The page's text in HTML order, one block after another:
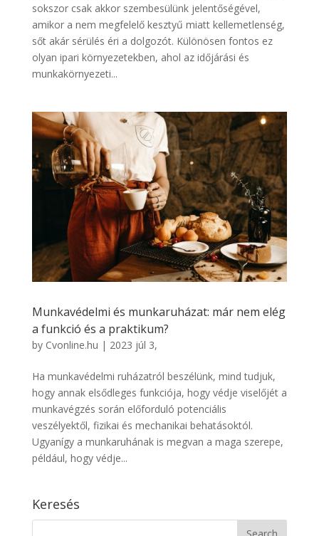
sokszor csak akkor szembesülünk jelentőségével,
amikor a nem megfelelő kesztyű miatt kellemetlenség,
sőt akár sérülés éri a dolgozót. Különösen fontos ez
olyan ipari környezetekben, ahol az időjárási és
munkakörnyezeti...
Munkavédelmi és munkaruházat: már nem elég
a funkció és a praktikum?
by Cvonline.hu | 2023 júl 3,
Ha munkavédelmi ruházatról beszélünk, mind tudjuk,
hogy annak elsődleges funkciója, hogy védje viselőjét a
munkavégzés során előforduló potenciális
veszélyektől, fizikai és mechanikai behatásoktól.
Ugyanígy a munkaruhának is megvan a maga szerepe,
például, hogy védje...
Keresés